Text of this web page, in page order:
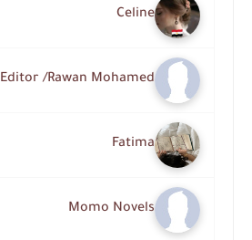
Celine
Editor /Rawan Mohamed
Fatima
Momo Novels